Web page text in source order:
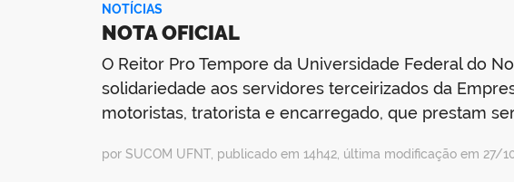
NOTÍCIAS
NOTA OFICIAL
O Reitor Pro Tempore da Universidade Federal do
solidariedade aos servidores terceirizados da
motoristas, tratorista e encarregado, que prestam
por SUCOM UFNT, publicado em 14h42, última modificação em 27/